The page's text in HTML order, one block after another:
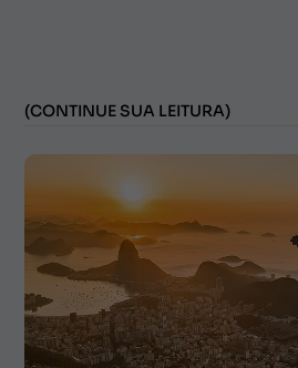
(CONTINUE SUA LEITURA)